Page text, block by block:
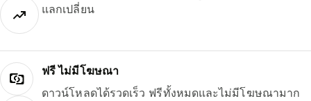
แลกเปลี่ยน
ฟรี ไม่มีโฆษณา
ดาวน์โหลดได้รวดเร็ว ฟรีทั้งหมดและไม่มีโฆษณามาก